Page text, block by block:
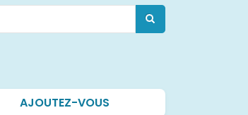
AJOUTEZ-VOUS